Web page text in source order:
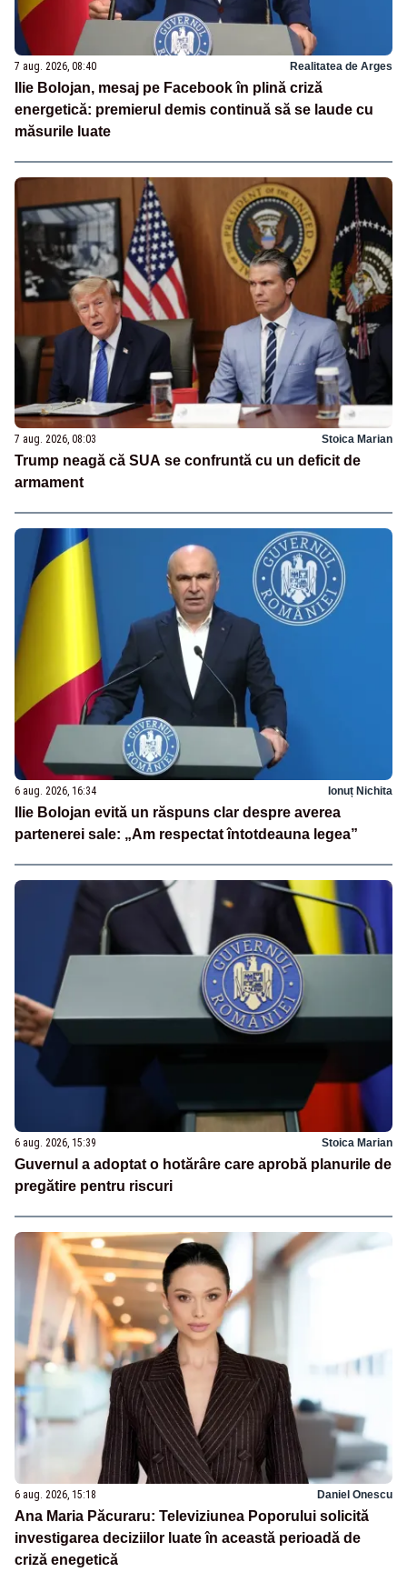
7 aug. 2026, 08:40 Realitatea de Arges
Ilie Bolojan, mesaj pe Facebook în plină criză
energetică: premierul demis continuă să se laude cu
măsurile luate
7 aug. 2026, 08:03 Stoica Marian
Trump neagă că SUA se confruntă cu un deficit de
armament
6 aug. 2026, 16:34 Ionuț Nichita
Ilie Bolojan evită un răspuns clar despre averea
partenerei sale: „Am respectat întotdeauna legea”
6 aug. 2026, 15:39 Stoica Marian
Guvernul a adoptat o hotărâre care aprobă planurile de
pregătire pentru riscuri
6 aug. 2026, 15:18 Daniel Onescu
Ana Maria Păcuraru: Televiziunea Poporului solicită
investigarea deciziilor luate în această perioadă de
criză enegetică